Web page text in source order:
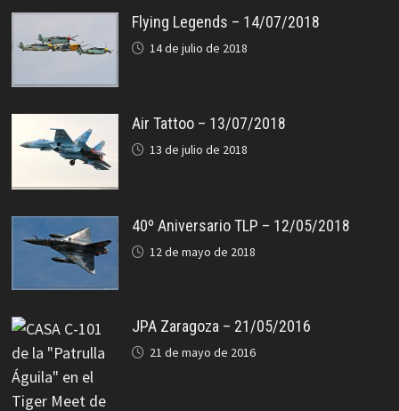
Flying Legends – 14/07/2018
14 de julio de 2018
Air Tattoo – 13/07/2018
13 de julio de 2018
40º Aniversario TLP – 12/05/2018
12 de mayo de 2018
JPA Zaragoza – 21/05/2016
21 de mayo de 2016